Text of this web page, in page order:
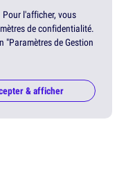
l'afficher, vous
de confidentialité.
"Paramètres de Gestion
& afficher